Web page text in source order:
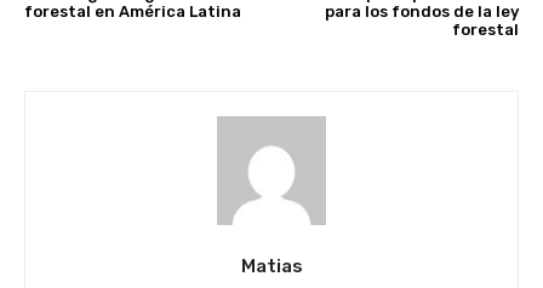
forestal en América Latina
para los fondos de la ley
forestal
Matias